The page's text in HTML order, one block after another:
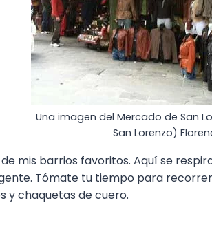
Una imagen del Mercado de San
San Lorenzo)
mis barrios favoritos. Aquí se
Tómate tu tiempo para
y chaquetas de cuero.